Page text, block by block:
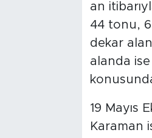
an
44 tonu, 6
dekar
alanda
19 Mayıs
Karaman